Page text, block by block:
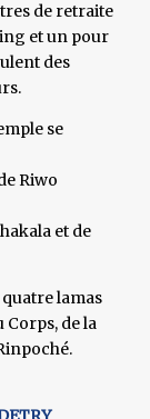
de retraite
et un pour
des
se
Riwo
et de
lamas
de la